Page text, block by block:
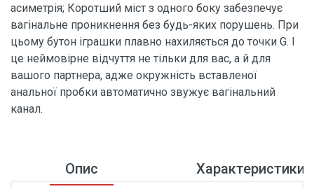
асиметрія; Коротший міст з одного боку забезпечує
вагінальне проникнення без будь-яких порушень. При
цьому бутон іграшки плавно нахиляється до точки G. І
це неймовірне відчуття не тільки для вас, а й для
вашого партнера, адже окружність вставленої
анальної пробки автоматично звужує вагінальний
канал.
Опис Характеристики